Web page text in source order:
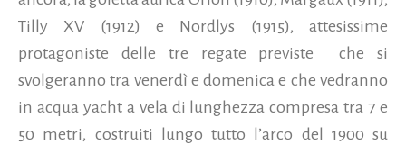
Tilly XV (1912) e Nordlys (1915), attesissime
protagoniste delle tre regate previste che si
svolgeranno tra venerdì e domenica e che vedranno
in acqua yacht a vela di lunghezza compresa tra 7 e
50 metri, costruiti lungo tutto l’arco del 1900 su